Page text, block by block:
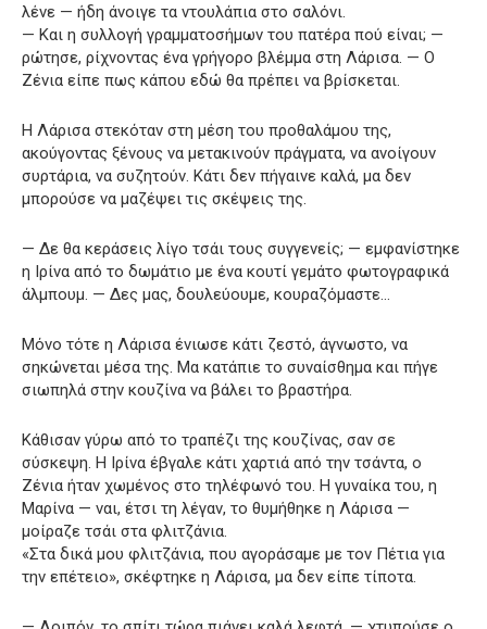
λένε — ήδη άνοιγε τα ντουλάπια στο σαλόνι.
— Και η συλλογή γραμματοσήμων του πατέρα πού είναι; —
ρώτησε, ρίχνοντας ένα γρήγορο βλέμμα στη Λάρισα. — Ο
Ζένια είπε πως κάπου εδώ θα πρέπει να βρίσκεται.
Η Λάρισα στεκόταν στη μέση του προθαλάμου της,
ακούγοντας ξένους να μετακινούν πράγματα, να ανοίγουν
συρτάρια, να συζητούν. Κάτι δεν πήγαινε καλά, μα δεν
μπορούσε να μαζέψει τις σκέψεις της.
— Δε θα κεράσεις λίγο τσάι τους συγγενείς; — εμφανίστηκε
η Ιρίνα από το δωμάτιο με ένα κουτί γεμάτο φωτογραφικά
άλμπουμ. — Δες μας, δουλεύουμε, κουραζόμαστε…
Μόνο τότε η Λάρισα ένιωσε κάτι ζεστό, άγνωστο, να
σηκώνεται μέσα της. Μα κατάπιε το συναίσθημα και πήγε
σιωπηλά στην κουζίνα να βάλει το βραστήρα.
Κάθισαν γύρω από το τραπέζι της κουζίνας, σαν σε
σύσκεψη. Η Ιρίνα έβγαλε κάτι χαρτιά από την τσάντα, ο
Ζένια ήταν χωμένος στο τηλέφωνό του. Η γυναίκα του, η
Μαρίνα — ναι, έτσι τη λέγαν, το θυμήθηκε η Λάρισα —
μοίραζε τσάι στα φλιτζάνια.
«Στα δικά μου φλιτζάνια, που αγοράσαμε με τον Πέτια για
την επέτειο», σκέφτηκε η Λάρισα, μα δεν είπε τίποτα.